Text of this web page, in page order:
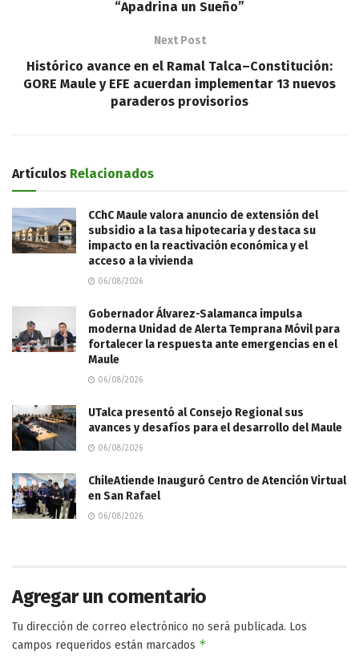
“Apadrina un Sueño”
Next Post
Histórico avance en el Ramal Talca–Constitución:
GORE Maule y EFE acuerdan implementar 13 nuevos
paraderos provisorios
Artículos Relacionados
CChC Maule valora anuncio de extensión del
subsidio a la tasa hipotecaria y destaca su
impacto en la reactivación económica y el
acceso a la vivienda
06/08/2026
Gobernador Álvarez-Salamanca impulsa
moderna Unidad de Alerta Temprana Móvil para
fortalecer la respuesta ante emergencias en el
Maule
06/08/2026
UTalca presentó al Consejo Regional sus
avances y desafíos para el desarrollo del Maule
06/08/2026
ChileAtiende Inauguró Centro de Atención Virtual
en San Rafael
06/08/2026
Agregar un comentario
Tu dirección de correo electrónico no será publicada. Los
campos requeridos están marcados *